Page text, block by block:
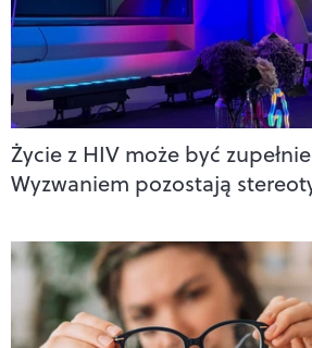
Życie z HIV może być
Wyzwaniem pozostają